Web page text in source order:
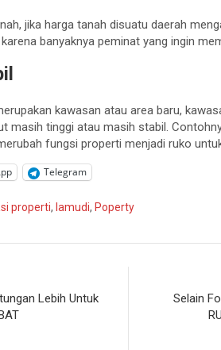
jika harga tanah disuatu daerah
banyaknya peminat yang ingin
kawasan atau area baru,
masih tinggi atau masih stabil.
fungsi properti menjadi ruko
Telegram
properti, lamudi, Poperty
Lebih Untuk
Selain